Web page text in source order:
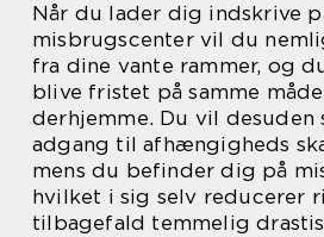
Når du lader dig indskrive
misbrugscenter vil du
fra dine vante rammer, og
blive fristet på samme
derhjemme. Du vil desuden
adgang til afhængigheds
mens du befinder dig på
hvilket i sig selv reducerer
tilbagefald temmelig